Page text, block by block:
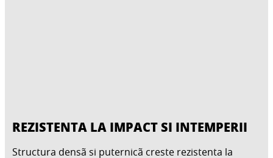
REZISTENTA LA IMPACT SI INTEMPERII
Structura densã si puternicã creste rezistenta la